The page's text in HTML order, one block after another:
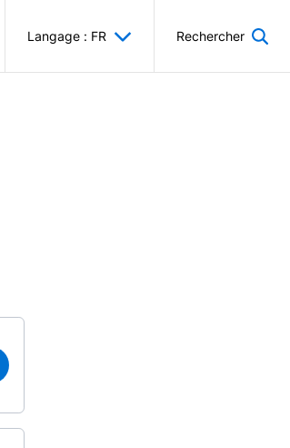
Langage : FR Rechercher